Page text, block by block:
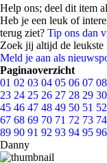
Help ons; deel dit item
Heb je een leuk of
terug ziet? Tip ons dan
Zoek jij altijd de leukste
Meld je aan als
Paginaoverzicht
01 02 03 04 05 06 07 08
23 24 25 26 27 28 29 30
45 46 47 48 49 50 51 52
67 68 69 70 71 72 73 74
89 90 91 92 93 94 95 96
Danny